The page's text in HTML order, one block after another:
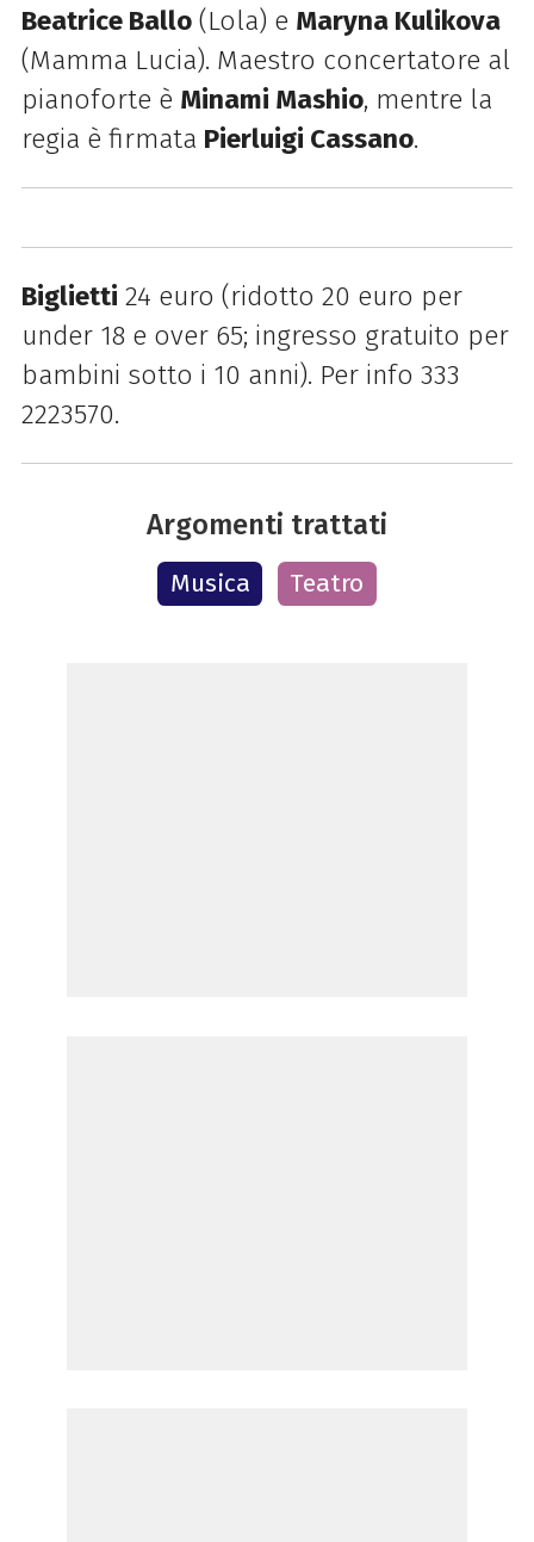
Beatrice Ballo(Lola) e Maryna Kulikova
(Mamma Lucia). Maestro concertatore al
pianoforte è Minami Mashio, mentre la
regia è firmata Pierluigi Cassano.
Biglietti 24 euro (ridotto 20 euro per
under 18 e over 65; ingresso gratuito per
bambini sotto i 10 anni). Per info 333
2223570.
Argomenti trattati
Musica Teatro